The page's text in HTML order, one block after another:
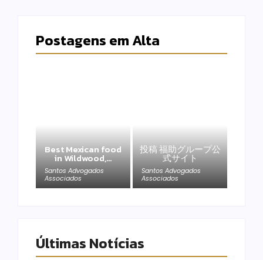
Postagens em Alta
Best Mexican food
in Wildwood,…
Santos Advogados
Associados
投稿 福助グループ公
式サイト
Santos Advogados
Associados
Últimas Notícias